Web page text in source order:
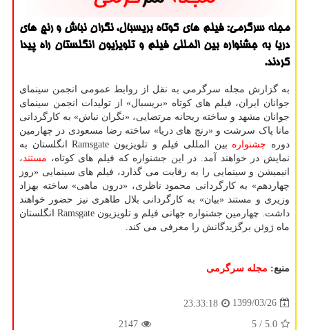
مجله سرگرمی: فیلم های كوتاه بریسبال، نگران نباش و رنج های
دریا به جشنواره بین المللی فیلم و تلویزیون انگلستان راه پیدا
كردند.
به گزارش مجله سرگرمی به نقل از روابط عمومی انجمن سینمای
جوانان ایران، فیلم های کوتاه «بریسبال» از تولیدات انجمن سینمای
جوانان مشهد و ساخته ریحانه مرتضایی، «نگران نباش» به کارگردانی
مانا پاک سرشت و «رنج های دریا» ساخته رضا مسعودی در چهارمین
دوره جشنواره
بین المللی فیلم و تلویزیون Ramsgate انگلستان به
نمایش در خواهند آمد. در این جشنواره که فیلم های کوتاه، مستند،
انیمیشن و سینمایی را به رقابت می گذارد، فیلم های سینمایی «روز
چهاردهم» به کارگردانی محمود ناظری، «درون ماهی» ساخته بهزاد
وزیری و مستند «بیان» به کارگردانی بلال طاهری نیز حضور خواهند
داشت. چهارمین جشنواره جهانی فیلم و تلویزیون Ramsgate انگلستان
ماه ژوئن برگزیدگانش را معرفی می کند.
منبع: مجله سرگرمی
1399/03/26
23:33:18
5.0
/ 5
2147